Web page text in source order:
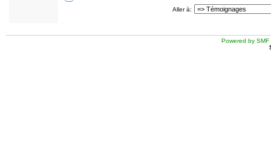
Aller à:
Powered by SMF